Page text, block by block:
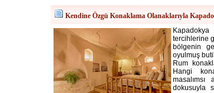
Kendine Özgü Konaklama Olanaklarıyla
tercihlerine
bölgenin
oyulmuş
Rum
Hangi
dokusuyla